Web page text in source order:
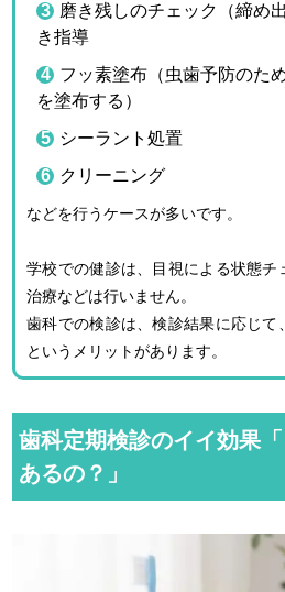
磨き残しのチェック（締め
き指導
フッ素塗布（虫歯予防のた
を塗布する）
シーラント処置
クリーニング
などを行うケースが多いです。
学校での健診は、目視による状態
治療などは行いません。
歯科での検診は、検診結果に応じて、
というメリットがあります。
歯科定期検診のイイ効果
あるの？」